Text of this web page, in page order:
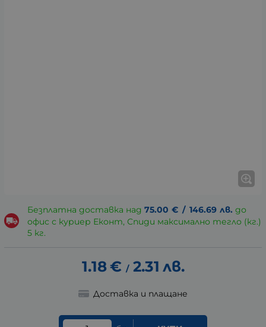
Безплатна доставка над 75.00 € / 146.69 лв. до
офис с куриер Еконт, Спиди максимално тегло (кг.)
5 кг.
1.18€ / 2.31 лв.
Доставка и плащане